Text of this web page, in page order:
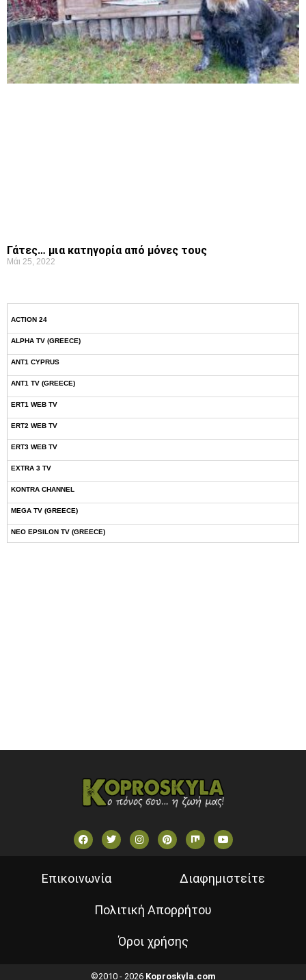
Γάτες… μια κατηγορία από μόνες τους
Μάι 25, 2022
ACTION 24
ALPHA TV (GREECE)
ANT1 CYPRUS
ANT1 TV (GREECE)
ERT1 WEB TV
ERT2 WEB TV
ERT3 WEB TV
EXTRA 3 TV
KONTRA CHANNEL
MEGA TV (GREECE)
NEO EPSILON TV (GREECE)
Επικοινωνία Διαφημιστείτε
Πολιτική Απορρήτου
Όροι χρήσης
©2010 - 2026 Koproskyla.com